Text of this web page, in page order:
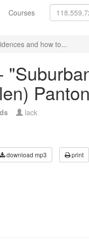
Courses
and how to...
lack
download mp3 print